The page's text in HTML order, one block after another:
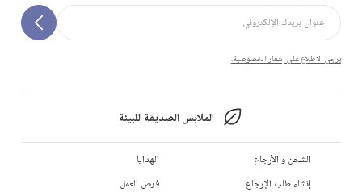
يرجى الاطلاع على إشعار الخصوصية.
الملابس الصديقة للبيئة
الشحن و الأرجاع
إنشاء طلب الإرجاع
الهدايا
فرص العمل